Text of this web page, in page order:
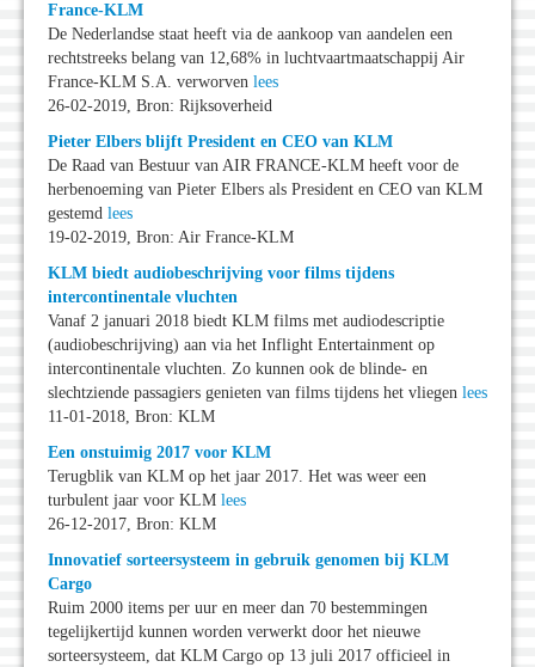
France-KLM
De Nederlandse staat heeft via de aankoop van aandelen een
rechtstreeks belang van 12,68% in luchtvaartmaatschappij Air
France-KLM S.A. verworven lees
26-02-2019, Bron: Rijksoverheid
Pieter Elbers blijft President en CEO van KLM
De Raad van Bestuur van AIR FRANCE-KLM heeft voor de
herbenoeming van Pieter Elbers als President en CEO van KLM
gestemd lees
19-02-2019, Bron: Air France-KLM
KLM biedt audiobeschrijving voor films tijdens
intercontinentale vluchten
Vanaf 2 januari 2018 biedt KLM films met audiodescriptie
(audiobeschrijving) aan via het Inflight Entertainment op
intercontinentale vluchten. Zo kunnen ook de blinde- en
slechtziende passagiers genieten van films tijdens het vliegen lees
11-01-2018, Bron: KLM
Een onstuimig 2017 voor KLM
Terugblik van KLM op het jaar 2017. Het was weer een
turbulent jaar voor KLM lees
26-12-2017, Bron: KLM
Innovatief sorteersysteem in gebruik genomen bij KLM
Cargo
Ruim 2000 items per uur en meer dan 70 bestemmingen
tegelijkertijd kunnen worden verwerkt door het nieuwe
sorteersysteem, dat KLM Cargo op 13 juli 2017 officieel in